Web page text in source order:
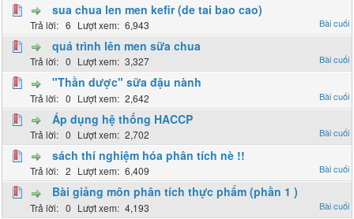
sua chua len men kefir (de tai bao cao)
6 6,943
quá trình lên men sữa chua
0 3,327
"Thần dược" sữa đậu nành
0 2,642
Áp dụng hệ thống HACCP
0 2,702
sách thí nghiệm hóa phân tích nè !!
2 6,409
Bài giảng môn phân tích thực phẩm (phần 1 )
0 4,193